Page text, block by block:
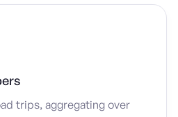
trips, aggregating over